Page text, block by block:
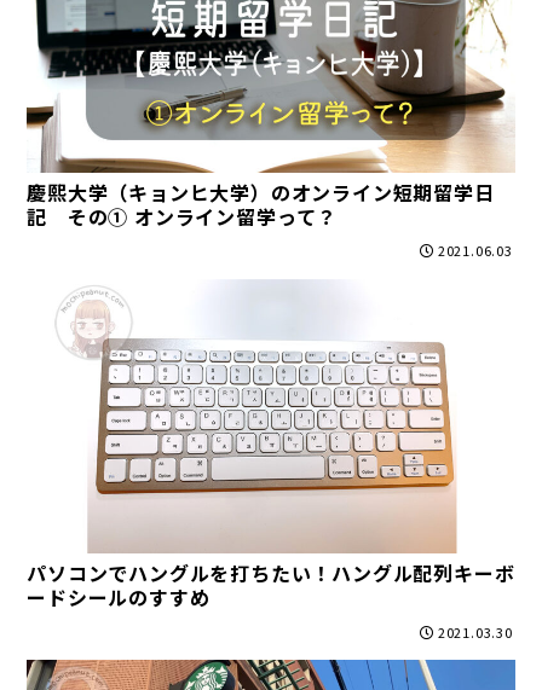
慶熙大学（キョンヒ大学）のオンライン短期留学日
記 その① オンライン留学って？
2021.06.03
パソコンでハングルを打ちたい！ハングル配列キーボ
ードシールのすすめ
2021.03.30